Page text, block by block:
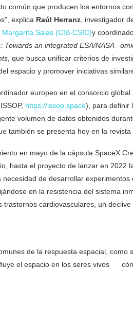
común que producen los entornos
explica Raúl Herranz , investigador
Salas (CIB-CSIC)y
Towards an integrated ESA/NASA
, que busca unificar criterios de
espacio y promover iniciativas
europeo en el consorcio global
https://issop.space), para definir
volumen de datos obtenidos
también se presenta hoy en la revista
en mayo de la cápsula SpaceX
hasta el proyecto de lanzar en 2022
de desarrollar
en la resistencia del sistema
cardiovasculares, un
de la respuesta espacial, como
el espacio en los seres vivos